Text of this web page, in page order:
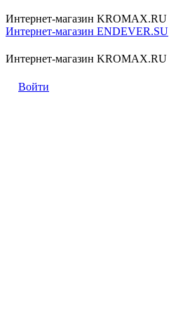
Интернет-магазин KROMAX.RU
Интернет-магазин ENDEVER.SU
Интернет-магазин KROMAX.RU
Войти